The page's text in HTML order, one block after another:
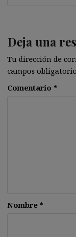
Deja una
Tu dirección de
campos
Comentario *
Nombre *